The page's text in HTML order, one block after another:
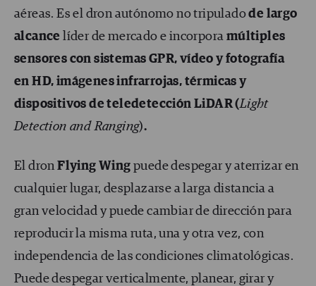
aéreas. Es el dron autónomo no tripuladode largo
alcance líder de mercado e incorpora múltiples
sensores con sistemas GPR, vídeo y fotografía
en HD, imágenes infrarrojas, térmicas y
dispositivos de teledetección LiDAR(Light
Detection and Ranging).
El dronFlying Wing puede despegar y aterrizar en
cualquier lugar, desplazarse a larga distancia a
gran velocidad y puede cambiar de dirección para
reproducir la misma ruta, una y otra vez, con
independencia de las condiciones climatológicas.
Puede despegar verticalmente, planear, girar y